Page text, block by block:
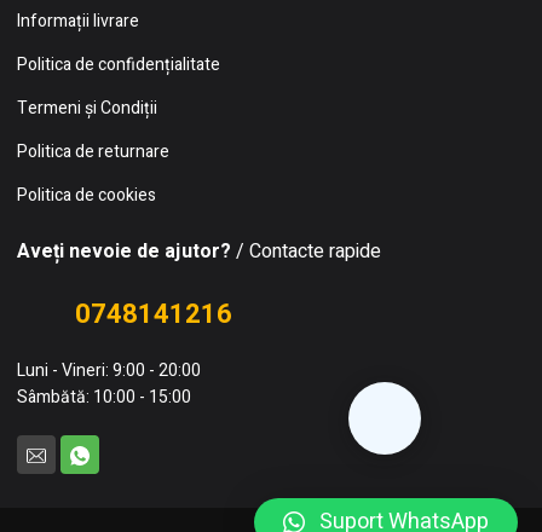
Informații livrare
Politica de confidențialitate
Termeni și Condiții
Politica de returnare
Politica de cookies
Aveți nevoie de ajutor? / Contacte rapide
0748141216
Luni - Vineri: 9:00 - 20:00
Sâmbătă: 10:00 - 15:00
Suport WhatsApp